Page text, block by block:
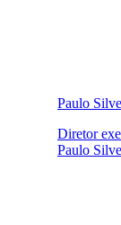
Paulo
Diretor
Paulo